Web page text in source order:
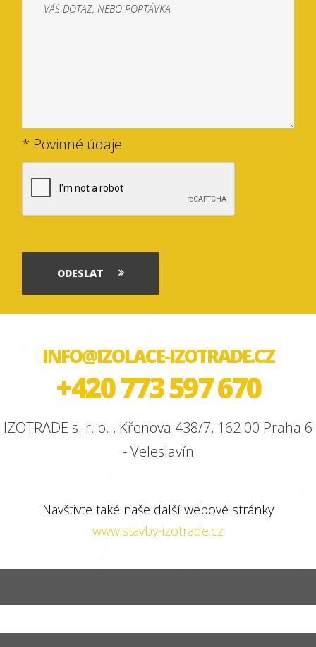
* Povinné údaje
ODESLAT
INFO@IZOLACE-IZOTRADE.CZ
+420 773 597 670
IZOTRADE s. r. o. , Křenova 438/7, 162 00 Praha 6
- Veleslavín
Navštivte také naše další webové stránky
www.stavby-izotrade.cz